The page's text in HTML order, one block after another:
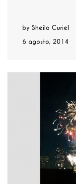
6 agosto, 2014
by Sheila Curiel